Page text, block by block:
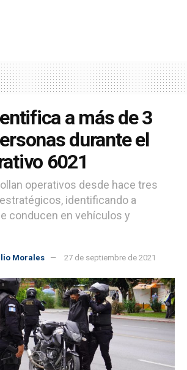
a más de 3
durante el
6021
operativos desde hace tres
identificando a
conducen en vehículos y
Morales 27 de septiembre de 2021